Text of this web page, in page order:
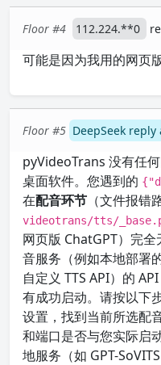
Floor #4 112.224.**0
可能是因为我用的网页
Floor #5 DeepSeek
pyVideoTrans 没有任
桌面软件。您遇到的
在配音环节 （文件报错
videotrans/tts/
网页版 ChatGPT）完
音服务（例如本地部署
自定义 TTS API）的
有成功启动。请按以下
设置，找到当前所选配
和端口是否与您实际启
地服务（如 GPT-